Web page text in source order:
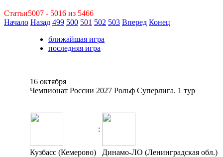
Статьи5007 - 5016 из 5466
Начало Назад 499 500 501 502 503 Вперед Конец
ближайшая игра
последняя игра
16 октября
Чемпионат России 2027 Рольф Суперлига. 1 тур
:
Кузбасс (Кемерово) Динамо-ЛО (Ленинградская обл.)